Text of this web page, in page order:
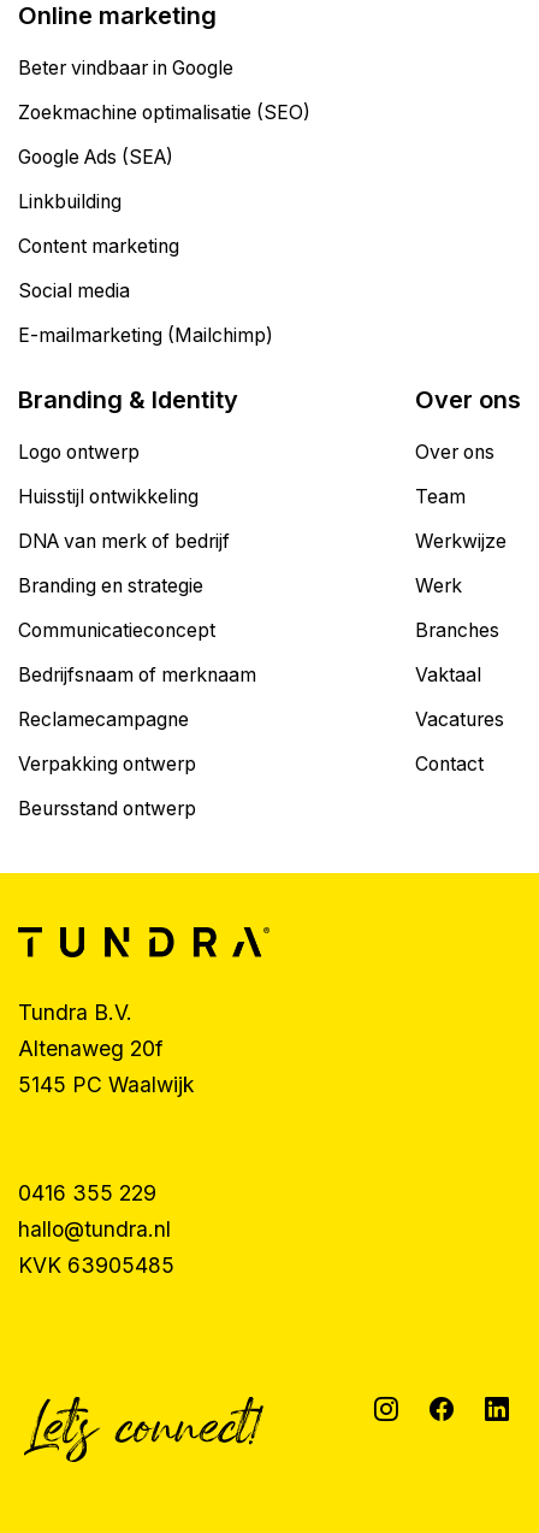
Online marketing
Beter vindbaar in Google
Zoekmachine optimalisatie (SEO)
Google Ads (SEA)
Linkbuilding
Content marketing
Social media
E-mailmarketing (Mailchimp)
Branding & Identity
Logo ontwerp
Huisstijl ontwikkeling
DNA van merk of bedrijf
Branding en strategie
Communicatieconcept
Bedrijfsnaam of merknaam
Reclamecampagne
Verpakking ontwerp
Beursstand ontwerp
Over ons
Over ons
Team
Werkwijze
Werk
Branches
Vaktaal
Vacatures
Contact
Tundra B.V.
Altenaweg 20f
5145 PC Waalwijk
0416 355 229
hallo@tundra.nl
KVK 63905485